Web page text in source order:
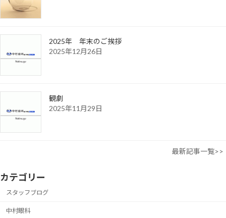
2025年 年末のご挨拶
2025年12月26日
観劇
2025年11月29日
最新記事一覧>>
カテゴリー
スタッフブログ
中村眼科